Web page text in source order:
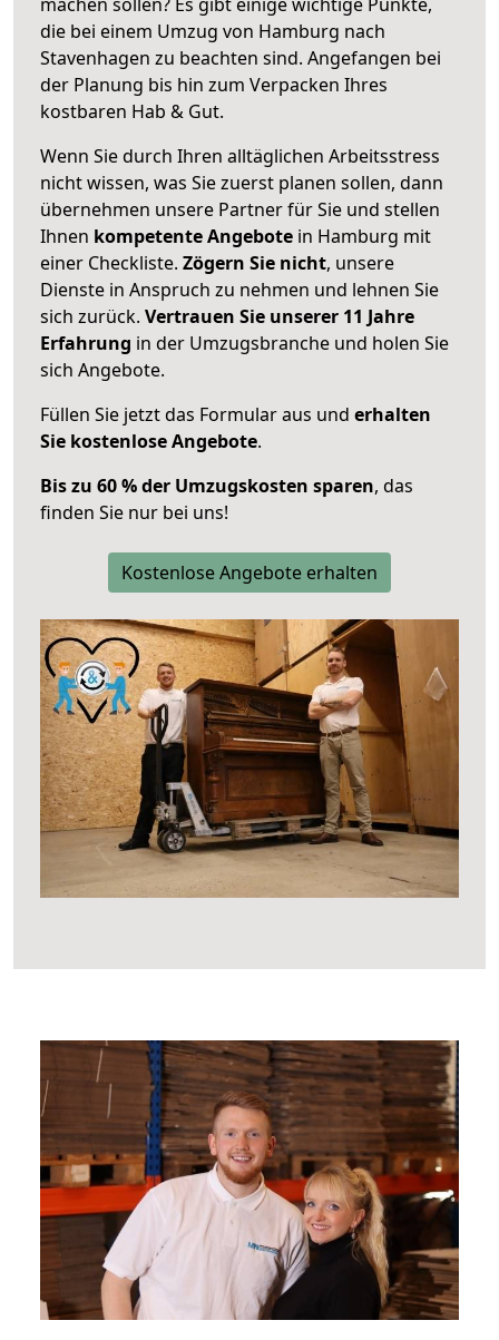
die bei einem Umzug von Hamburg nach
Stavenhagen zu beachten sind. Angefangen bei
der Planung bis hin zum Verpacken Ihres
kostbaren Hab & Gut.
Wenn Sie durch Ihren alltäglichen Arbeitsstress
nicht wissen, was Sie zuerst planen sollen, dann
übernehmen unsere Partner für Sie und stellen
Ihnen kompetente Angebote in Hamburg mit
einer Checkliste. Zögern Sie nicht, unsere
Dienste in Anspruch zu nehmen und lehnen Sie
sich zurück. Vertrauen Sie unserer 11 Jahre
Erfahrung in der Umzugsbranche und holen Sie
sich Angebote.
Füllen Sie jetzt das Formular aus und erhalten
Sie kostenlose Angebote.
Bis zu 60 % der Umzugskosten sparen, das
finden Sie nur bei uns!
Kostenlose Angebote erhalten